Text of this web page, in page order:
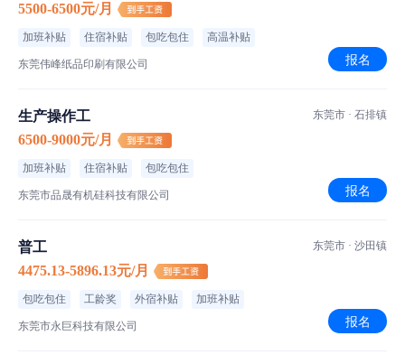
5500-6500元/月
加班补贴 住宿补贴 包吃包住 高温补贴
东莞伟峰纸品印刷有限公司 报名
生产操作工
6500-9000元/月
加班补贴 住宿补贴 包吃包住
东莞市品晟有机硅科技有限公司
东莞市 · 石排镇
报名
普工
4475.13-5896.13元/月
包吃包住 工龄奖 外宿补贴 加班补贴
东莞市永巨科技有限公司
东莞市 · 沙田镇
报名